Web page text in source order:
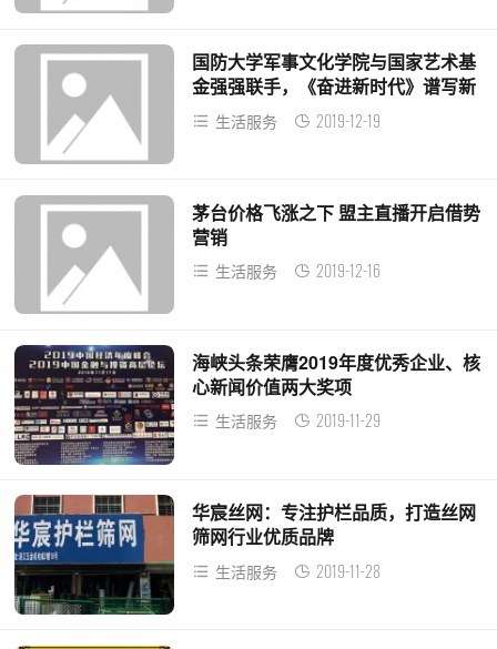
国防大学军事文化学院与国家艺术基
金强强联手，《奋进新时代》谱写新
华章！
生活服务 2019-12-19
茅台价格飞涨之下 盟主直播开启借势
营销
生活服务 2019-12-16
海峡头条荣膺2019年度优秀企业、核
心新闻价值两大奖项
生活服务 2019-11-29
华宸丝网：专注护栏品质，打造丝网
筛网行业优质品牌
生活服务 2019-11-28